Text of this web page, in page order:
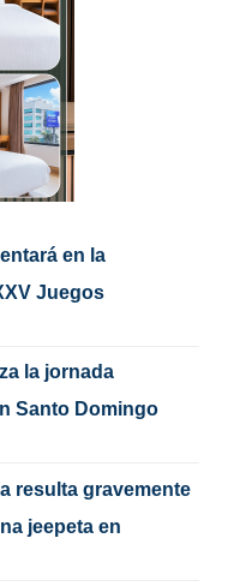
en la
Juegos
la jornada
Santo Domingo
resulta gravemente
jeepeta en